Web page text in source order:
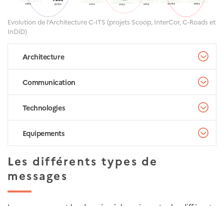
Evolution de l'Architecture C-ITS (projets Scoop, InterCor, C-Roads et
InDiD)
Architecture
Communication
Technologies
Equipements
Les différents types de
messages